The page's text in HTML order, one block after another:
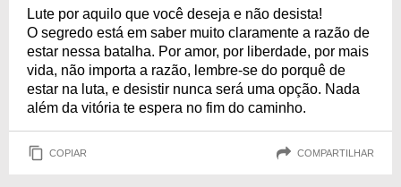
Lute por aquilo que você deseja e não desista!
O segredo está em saber muito claramente a razão de
estar nessa batalha. Por amor, por liberdade, por mais
vida, não importa a razão, lembre-se do porquê de
estar na luta, e desistir nunca será uma opção. Nada
além da vitória te espera no fim do caminho.
COPIAR COMPARTILHAR